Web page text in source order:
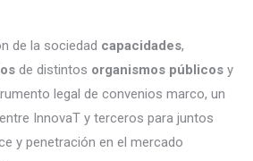
de la sociedad capacidades,
de distintos organismos públicos y
legal de convenios marco, un
InnovaT y terceros para juntos
y penetración en el mercado